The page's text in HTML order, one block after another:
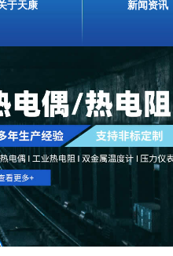
于天康 新闻资讯